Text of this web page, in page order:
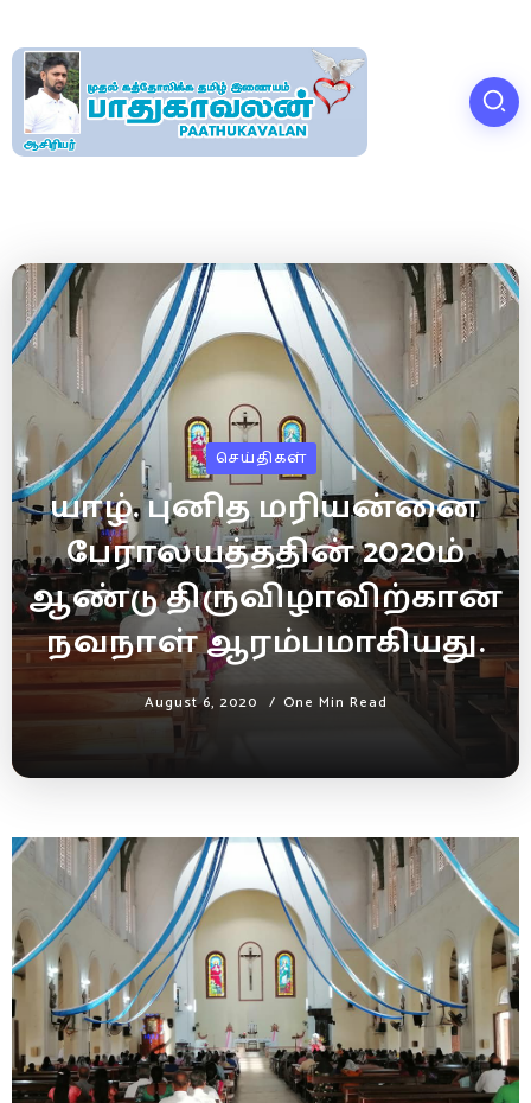
செய்திகள்
யாழ். புனித மரியன்னை
பேராலயத்ததின் 2020ம்
ஆண்டு திருவிழாவிற்கான
நவநாள் ஆரம்பமாகியது.
August 6, 2020 One Min Read